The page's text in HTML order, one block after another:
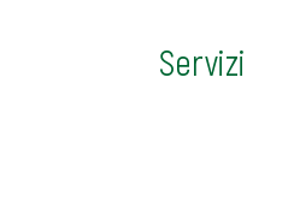
Servizi